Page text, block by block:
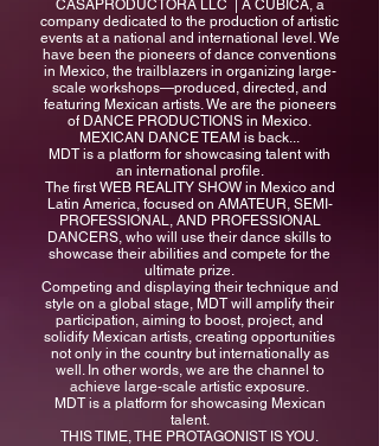
CASAPRODUCTORA LLC | A CUBICA, a
company dedicated to the production of artistic
events at a national and international level. We
have been the pioneers of dance conventions
in Mexico, the trailblazers in organizing large-
scale workshops—produced, directed, and
featuring Mexican artists. We are the pioneers
of DANCE PRODUCTIONS in Mexico.
MEXICAN DANCE TEAM is back...
MDT is a platform for showcasing talent with
an international profile.
The first WEB REALITY SHOW in Mexico and
Latin America, focused on AMATEUR, SEMI-
PROFESSIONAL, AND PROFESSIONAL
DANCERS, who will use their dance skills to
showcase their abilities and compete for the
ultimate prize.
Competing and displaying their technique and
style on a global stage, MDT will amplify their
participation, aiming to boost, project, and
solidify Mexican artists, creating opportunities
not only in the country but internationally as
well. In other words, we are the channel to
achieve large-scale artistic exposure.
MDT is a platform for showcasing Mexican
talent.
THIS TIME, THE PROTAGONIST IS YOU.